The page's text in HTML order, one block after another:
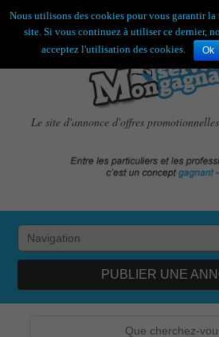
Bienvenue,visiteur !
Le site d'annonce d'offres
PUBLIER UNE
Nous utilisons des cookies pour vous garantir
site. Si vous continuez à utiliser ce dernier,
acceptez l'utilisation des cookies.
Ok